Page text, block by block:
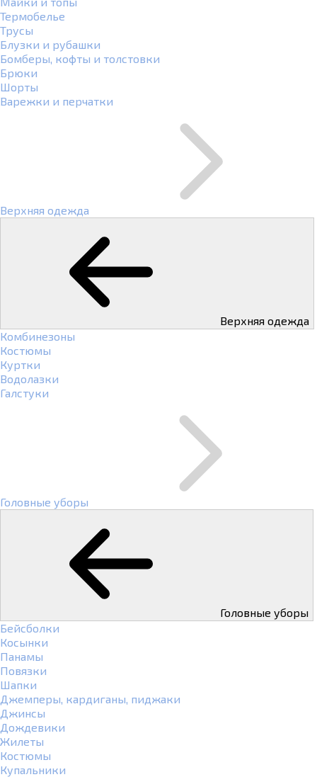
Термобелье
Трусы
Блузки и рубашки
Бомберы, кофты и толстовки
Брюки
Шорты
Варежки и перчатки
Верхняя одежда
Верхняя одежда
Комбинезоны
Костюмы
Куртки
Водолазки
Галстуки
Головные уборы
Головные уборы
Бейсболки
Косынки
Панамы
Повязки
Шапки
Джемперы, кардиганы, пиджаки
Джинсы
Дождевики
Жилеты
Костюмы
Купальники